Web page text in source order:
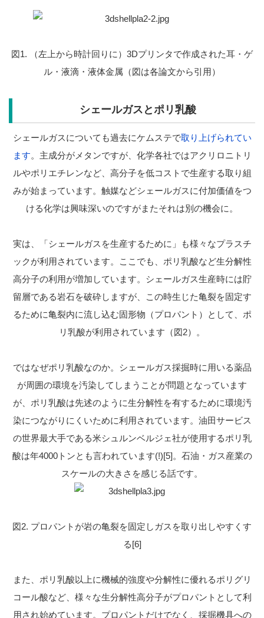
図1. （左上から時計回りに）3Dプリンタで作成された耳・ゲ
ル・液滴・液体金属（図は各論文から引用）
シェールガスとポリ乳酸
シェールガスについても過去にケムステで取り上げられてい
ます。主成分がメタンですが、化学各社ではアクリロニトリ
ルやポリエチレンなど、高分子を低コストで生産する取り組
みが始まっています。触媒などシェールガスに付加価値をつ
ける化学は興味深いのですがまたそれは別の機会に。
実は、「シェールガスを生産するために」も様々なプラスチ
ックが利用されています。ここでも、ポリ乳酸など生分解性
高分子の利用が増加しています。シェールガス生産時には貯
留層である岩石を破砕しますが、この時生じた亀裂を固定す
るために亀裂内に流し込む固形物（プロパント）として、ポ
リ乳酸が利用されています（図2）。
ではなぜポリ乳酸なのか。シェールガス採掘時に用いる薬品
が周囲の環境を汚染してしまうことが問題となっています
が、ポリ乳酸は先述のように生分解性を有するために環境汚
染につながりにくいために利用されています。油田サービス
の世界最大手である米シュルンベルジェ社が使用するポリ乳
酸は年4000トンとも言われています(!)[5]。石油・ガス産業の
スケールの大きさを感じる話です。
図2. プロパントが岩の亀裂を固定しガスを取り出しやすくす
る[6]
また、ポリ乳酸以上に機械的強度や分解性に優れるポリグリ
コール酸など、様々な生分解性高分子がプロパントとして利
用され始めています。プロパントだけでなく、採掘機具への